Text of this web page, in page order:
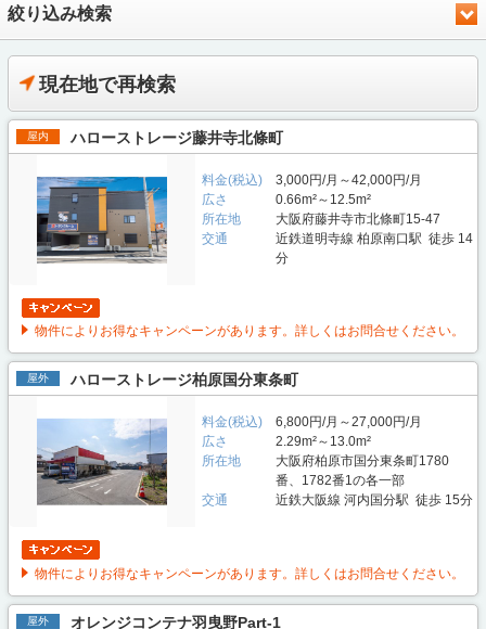
絞り込み検索
現在地で再検索
屋内 ハローストレージ藤井寺北條町
料金(税込)
3,000円/月～42,000円/月
広さ
0.66m²～12.5m²
所在地
大阪府藤井寺市北條町15‐47
交通
近鉄道明寺線 柏原南口駅 徒歩 14
分
物件によりお得なキャンペーンがあります。詳しくはお問合せください。
屋外 ハローストレージ柏原国分東条町
料金(税込)
6,800円/月～27,000円/月
広さ
2.29m²～13.0m²
所在地
大阪府柏原市国分東条町1780
番、1782番1の各一部
交通
近鉄大阪線 河内国分駅 徒歩 15分
物件によりお得なキャンペーンがあります。詳しくはお問合せください。
屋外 オレンジコンテナ羽曳野Part-1